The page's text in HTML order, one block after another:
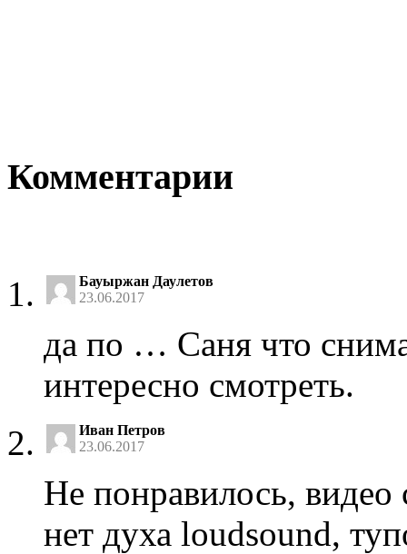
Комментарии
Бауыржан Даулетов
23.06.2017
да по … Саня что
интересно смотреть.
Иван Петров
23.06.2017
Не понравилось, видео
нет духа loudsound,